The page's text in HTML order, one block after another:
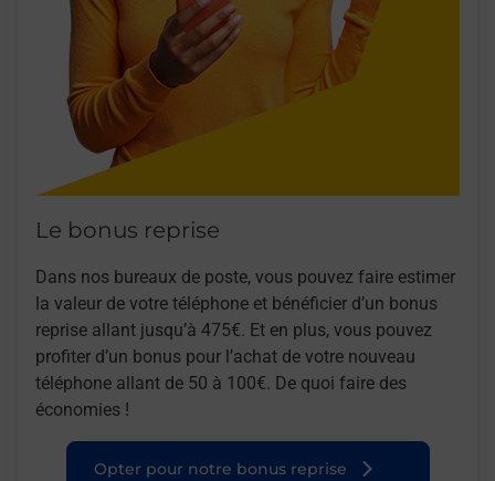
Le bonus reprise
Dans nos bureaux de poste, vous pouvez faire estimer
la valeur de votre téléphone et bénéficier d’un bonus
reprise allant jusqu’à 475€. Et en plus, vous pouvez
profiter d’un bonus pour l’achat de votre nouveau
téléphone allant de 50 à 100€. De quoi faire des
économies !
Opter pour notre bonus reprise